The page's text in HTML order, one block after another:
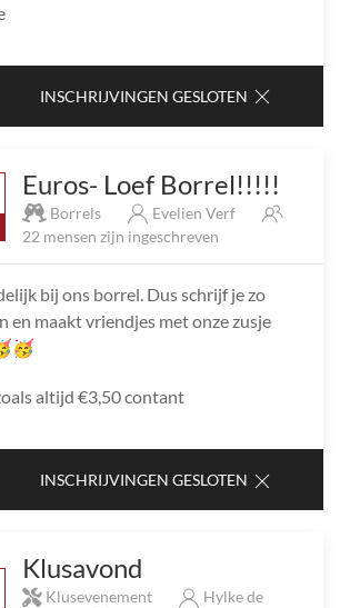
INSCHRIJVINGEN GESLOTEN
Euros- Loef Borrel!!!!!
Borrels
Evelien Verf
22 mensen zijn ingeschreven
bij ons borrel. Dus schrijf je zo
en maakt vriendjes met onze zusje
altijd €3,50 contant
INSCHRIJVINGEN GESLOTEN
Klusavond
Klusevenement
Hylke de